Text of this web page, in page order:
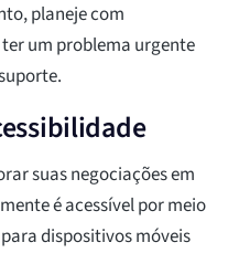
planeje com
um problema urgente
suas negociações em
é acessível por meio
dispositivos móveis